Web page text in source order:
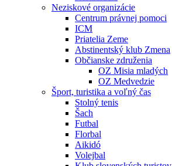
Neziskové organizácie
Centrum právnej pomoci
ICM
Priatelia Zeme
Abstinentský klub Zmena
Občianske združenia
OZ Misia mladých
OZ Medvedzie
Šport, turistika a voľný čas
Stolný tenis
Šach
Futbal
Florbal
Aikidó
Volejbal